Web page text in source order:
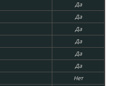
Да
Да
Да
Да
Да
Да
Нет